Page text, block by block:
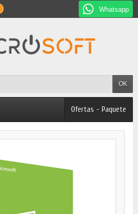
Whatsapp
OK
Ofertas - Paquete